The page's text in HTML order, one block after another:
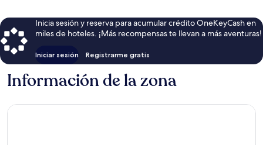
Inicia sesión y reserva para acumular crédito OneKeyCash en
miles de hoteles. ¡Más recompensas te llevan a más aventuras!
Iniciar sesión Registrarme gratis
Información de la zona